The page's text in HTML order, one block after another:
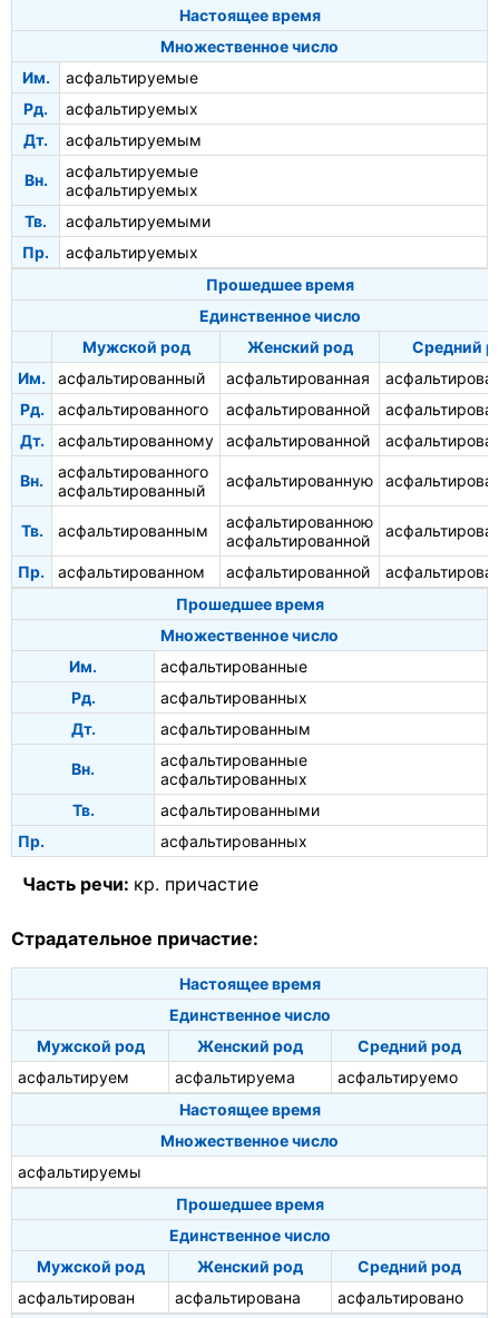
Настоящее время
Множественное число
Им.
асфальтируемые
Рд.
асфальтируемых
Дт.
асфальтируемым
Вн.
асфальтируемые
асфальтируемых
Тв.
асфальтируемыми
Пр.
асфальтируемых
Прошедшее время
Единственное число
Мужской род
Женский род
Средний
Им.
асфальтированный асфальтированная
Рд.
асфальтированного асфальтированной
Дт.
асфальтированному асфальтированной
Вн.
асфальтированного
асфальтированный
асфальтированную
Тв. асфальтированным
асфальтированною
асфальтированной
Пр. асфальтированном асфальтированной
Прошедшее время
Множественное число
Им.
асфальтированные
Рд.
асфальтированных
Дт.
асфальтированным
Вн.
асфальтированные
асфальтированных
Тв.
асфальтированными
Пр.
асфальтированных
Часть речи: кр. причастие
Страдательное причастие:
Настоящее время
Единственное число
Мужской род
Женский род
Средний род
асфальтируем
асфальтируема
асфальтируемо
Настоящее время
Множественное число
асфальтируемы
Прошедшее время
Единственное число
Мужской род
Женский род
Средний род
асфальтирован
асфальтирована
асфальтировано